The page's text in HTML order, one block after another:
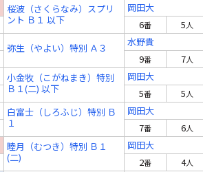
桜波（さくらなみ）スプリ
ント Ｂ１ 以下
岡田大
6番 5人
弥生（やよい）特別 Ａ３
水野貴
9番 7人
小金牧（こがねまき）特別
Ｂ１(二) 以下
岡田大
5番 5人
白富士（しろふじ）特別 Ｂ
１
岡田大
7番 6人
睦月（むつき）特別 Ｂ１
(二)
岡田大
2番 4人